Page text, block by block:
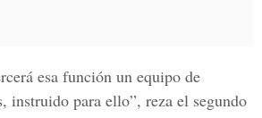
esa función un equipo de
instruido para ello”, reza el segundo